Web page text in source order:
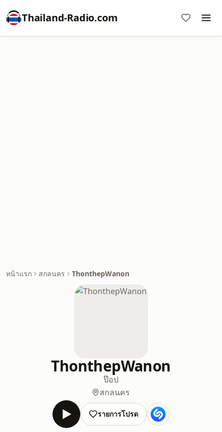
Thailand-Radio.com
หน้าแรก สกลนคร ThonthepWanon
ThonthepWanon
ป๊อป
สกลนคร
รายการโปรด